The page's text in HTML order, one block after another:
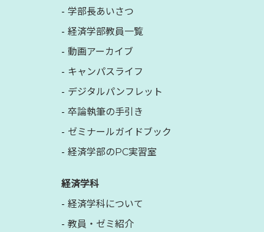
学部長あいさつ
経済学部教員一覧
動画アーカイブ
キャンパスライフ
デジタルパンフレット
卒論執筆の手引き
ゼミナールガイドブック
経済学部のPC実習室
経済学科
経済学科について
教員・ゼミ紹介